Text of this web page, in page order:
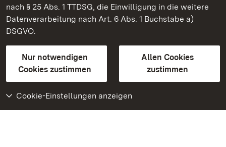
nach § 25 Abs. 1 TTDSG, die Einwilligung in die weitere
Datenverarbeitung nach Art. 6 Abs. 1 Buchstabe a)
DSGVO.
Nur notwendigen
Cookies zustimmen
Allen Cookies
zustimmen
Cookie-Einstellungen anzeigen
Staatliche Schlösser und Gärten Baden-Württemberg
Kontakt
GebärdenspracheLeichte Sprache
Erklärung zur Barrierefreiheit
BITV-konform (geprüfte Seiten)
Weiteres